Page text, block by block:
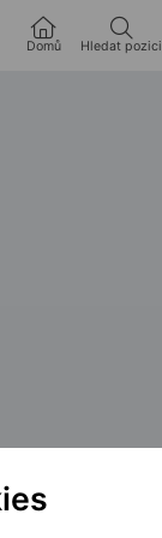
Domů Hledat pozici